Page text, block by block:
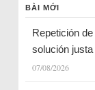
BÀI MỚI
Repetición
solución
07/08/2026